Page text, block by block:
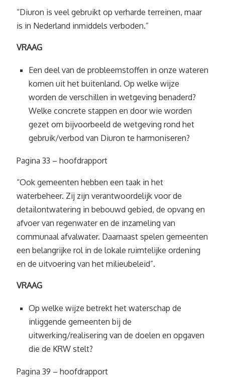
“Diuron is veel gebruikt op verharde terreinen, maar
is in Nederland inmiddels verboden.”
VRAAG
Een deel van de probleemstoffen in onze wateren
komen uit het buitenland. Op welke wijze
worden de verschillen in wetgeving benaderd?
Welke concrete stappen en door wie worden
gezet om bijvoorbeeld de wetgeving rond het
gebruik/verbod van Diuron te harmoniseren?
Pagina 33 – hoofdrapport
“Ook gemeenten hebben een taak in het
waterbeheer. Zij zijn verantwoordelijk voor de
detailontwatering in bebouwd gebied, de opvang en
afvoer van regenwater en de inzameling van
communaal afvalwater. Daarnaast spelen gemeenten
een belangrijke rol in de lokale ruimtelijke ordening
en de uitvoering van het milieubeleid”.
VRAAG
Op welke wijze betrekt het waterschap de
inliggende gemeenten bij de
uitwerking/realisering van de doelen en opgaven
die de KRW stelt?
Pagina 39 – hoofdrapport